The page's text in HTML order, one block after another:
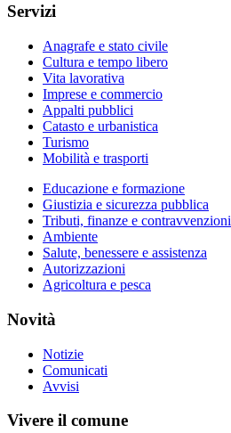
Servizi
Anagrafe e stato civile
Cultura e tempo libero
Vita lavorativa
Imprese e commercio
Appalti pubblici
Catasto e urbanistica
Turismo
Mobilità e trasporti
Educazione e formazione
Giustizia e sicurezza pubblica
Tributi, finanze e contravvenzioni
Ambiente
Salute, benessere e assistenza
Autorizzazioni
Agricoltura e pesca
Novità
Notizie
Comunicati
Avvisi
Vivere il comune